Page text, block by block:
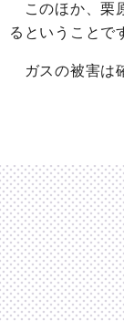
このほか、栗
るということで
ガスの被害は